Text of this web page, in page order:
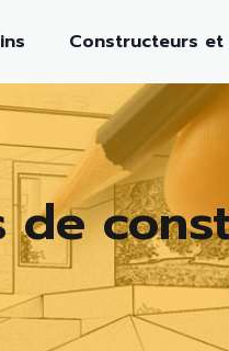
Constructeurs et
de